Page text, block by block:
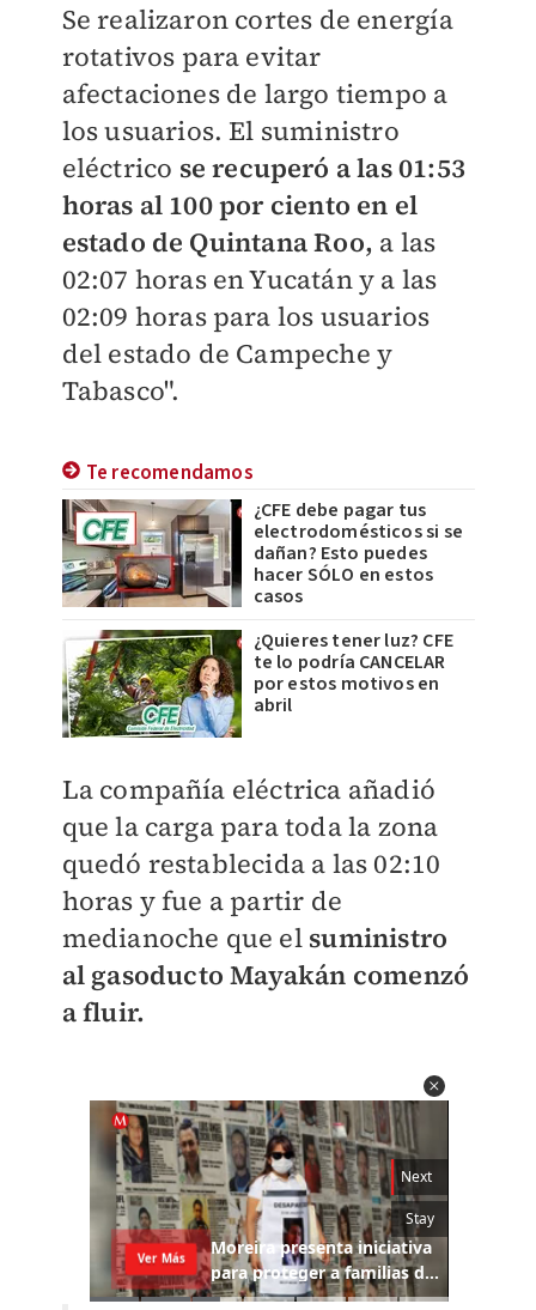
Se realizaron cortes de energía
rotativos para evitar
afectaciones de largo tiempo a
los usuarios. El suministro
eléctrico se recuperó a las 01:53
horas al 100 por ciento en el
estado de Quintana Roo, a las
02:07 horas en Yucatán y a las
02:09 horas para los usuarios
del estado de Campeche y
Tabasco".
Te recomendamos
¿CFE debe pagar tus
electrodomésticos si se
dañan? Esto puedes
hacer SÓLO en estos
casos
¿Quieres tener luz? CFE
te lo podría CANCELAR
por estos motivos en
abril
La compañía eléctrica añadió
que la carga para toda la zona
quedó restablecida a las 02:10
horas y fue a partir de
medianoche que el suministro
al gasoducto Mayakán comenzó
a fluir.